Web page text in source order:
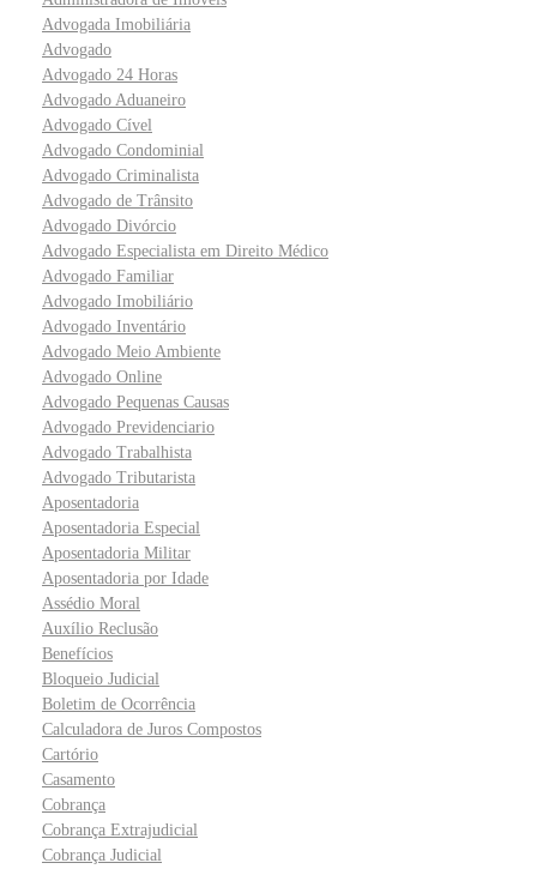
Advogada Imobiliária
Advogado
Advogado 24 Horas
Advogado Aduaneiro
Advogado Cível
Advogado Condominial
Advogado Criminalista
Advogado de Trânsito
Advogado Divórcio
Advogado Especialista em Direito Médico
Advogado Familiar
Advogado Imobiliário
Advogado Inventário
Advogado Meio Ambiente
Advogado Online
Advogado Pequenas Causas
Advogado Previdenciario
Advogado Trabalhista
Advogado Tributarista
Aposentadoria
Aposentadoria Especial
Aposentadoria Militar
Aposentadoria por Idade
Assédio Moral
Auxílio Reclusão
Benefícios
Bloqueio Judicial
Boletim de Ocorrência
Calculadora de Juros Compostos
Cartório
Casamento
Cobrança
Cobrança Extrajudicial
Cobrança Judicial